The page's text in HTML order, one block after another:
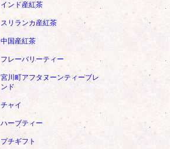
インド産紅茶
スリランカ産紅茶
中国産紅茶
フレーバリーティー
宮川町アフタヌーンティーブレ
ンド
チャイ
ハーブティー
プチギフト